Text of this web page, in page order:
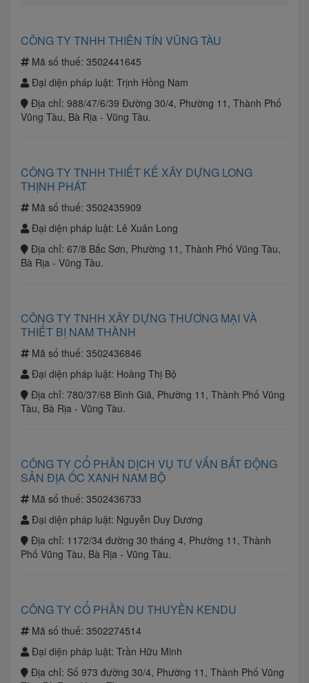
CÔNG TY TNHH THIÊN TÍN VŨNG TÀU
Mã số thuế: 3502441645
Đại diện pháp luật: Trịnh Hồng Nam
Địa chỉ: 988/47/6/39 Đường 30/4, Phường 11, Thành Phố
Vũng Tàu, Bà Rịa - Vũng Tàu.
CÔNG TY TNHH THIẾT KẾ XÂY DỰNG LONG
THỊNH PHÁT
Mã số thuế: 3502435909
Đại diện pháp luật: Lê Xuân Long
Địa chỉ: 67/8 Bắc Sơn, Phường 11, Thành Phố Vũng Tàu,
Bà Rịa - Vũng Tàu.
CÔNG TY TNHH XÂY DỰNG THƯƠNG MẠI VÀ
THIẾT BỊ NAM THÀNH
Mã số thuế: 3502436846
Đại diện pháp luật: Hoàng Thị Bộ
Địa chỉ: 780/37/68 Bình Giã, Phường 11, Thành Phố Vũng
Tàu, Bà Rịa - Vũng Tàu.
CÔNG TY CỔ PHẦN DỊCH VỤ TƯ VẤN BẤT ĐỘNG
SẢN ĐỊA ỐC XANH NAM BỘ
Mã số thuế: 3502436733
Đại diện pháp luật: Nguyễn Duy Dương
Địa chỉ: 1172/34 đường 30 tháng 4, Phường 11, Thành
Phố Vũng Tàu, Bà Rịa - Vũng Tàu.
CÔNG TY CỔ PHẦN DU THUYỀN KENDU
Mã số thuế: 3502274514
Đại diện pháp luật: Trần Hữu Minh
Địa chỉ: Số 973 đường 30/4, Phường 11, Thành Phố Vũng